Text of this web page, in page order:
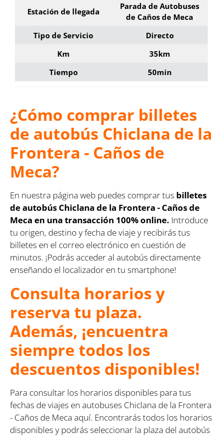
Estación de llegada
Parada de Autobuses
de Caños de Meca
Tipo de Servicio
Directo
Km
35km
Tiempo
50min
¿Cómo comprar billetes
de autobús Chiclana de la
Frontera - Caños de
Meca?
En nuestra página web puedes comprar tus billetes
de autobús Chiclana de la Frontera - Caños de
Meca en una transacción 100% online. Introduce
tu origen, destino y fecha de viaje y recibirás tus
billetes en el correo electrónico en cuestión de
minutos. ¡Podrás acceder al autobús directamente
enseñando el localizador en tu smartphone!
Consulta horarios y
reserva tu plaza.
Además, ¡encuentra
siempre todos los
descuentos disponibles!
Para consultar los horarios disponibles para tus
fechas de viajes en autobuses Chiclana de la Frontera
- Caños de Meca aquí. Encontrarás todos los horarios
disponibles y podrás seleccionar la plaza del autobús